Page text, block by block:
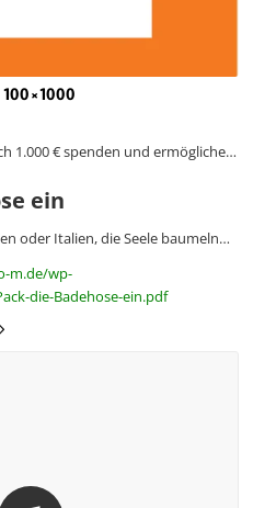
1.000 € spenden und ermögliche…
ein
oder Italien, die Seele baumeln…
m.de/wp-
die-Badehose-ein.pdf